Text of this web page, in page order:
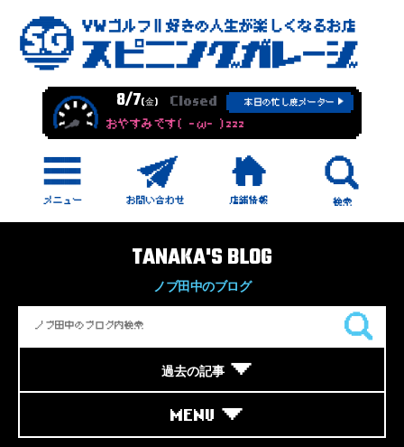
8/7(金) Closed 本日の忙し度メーター
おやすみです( -ω- )zzz
TANAKA'S BLOG
ノブ田中のブログ
過去の記事
MENU